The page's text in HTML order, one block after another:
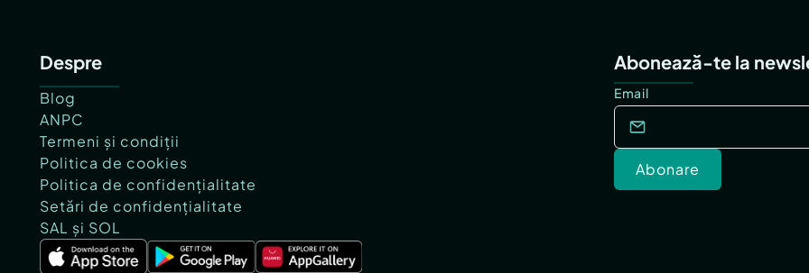
Despre
Blog
ANPC
Termeni și condiții
Politica de cookies
Politica de confidențialitate
Setări de confidențialitate
SAL și SOL
Abonează-te la
Email
Abonare